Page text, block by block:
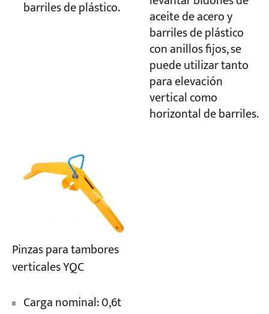
barriles de plástico.
aceite de acero y
barriles de plástico
con anillos fijos, se
puede utilizar tanto
para elevación
vertical como
horizontal de barriles.
Pinzas para tambores
verticales YQC
Carga nominal: 0,6t